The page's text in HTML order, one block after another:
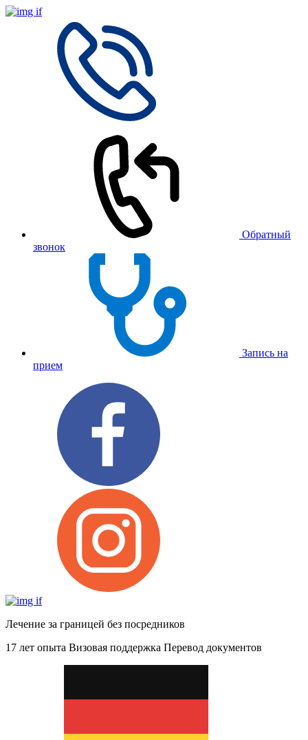
Обратный
звонок
Запись на
прием
Лечение за границей без посредников
17 лет опыта Визовая поддержка Перевод документов